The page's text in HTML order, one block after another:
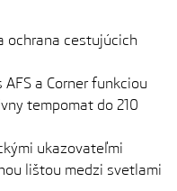
ochrana cestujúcich
a Corner funkciou
tempomat do 210
ukazovateľmi
lištou medzi svetlami